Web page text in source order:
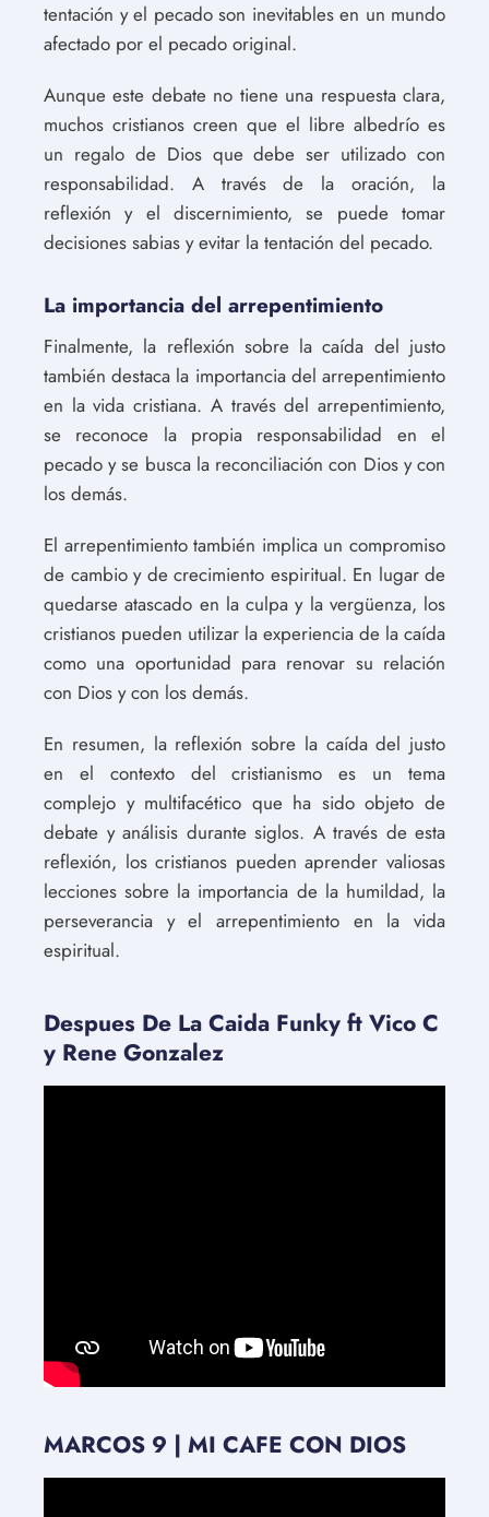
tentación y el pecado son inevitables en un mundo
afectado por el pecado original.
Aunque este debate no tiene una respuesta clara,
muchos cristianos creen que el libre albedrío es
un regalo de Dios que debe ser utilizado con
responsabilidad. A través de la oración, la
reflexión y el discernimiento, se puede tomar
decisiones sabias y evitar la tentación del pecado.
La importancia del arrepentimiento
Finalmente, la reflexión sobre la caída del justo
también destaca la importancia del arrepentimiento
en la vida cristiana. A través del arrepentimiento,
se reconoce la propia responsabilidad en el
pecado y se busca la reconciliación con Dios y con
los demás.
El arrepentimiento también implica un compromiso
de cambio y de crecimiento espiritual. En lugar de
quedarse atascado en la culpa y la vergüenza, los
cristianos pueden utilizar la experiencia de la caída
como una oportunidad para renovar su relación
con Dios y con los demás.
En resumen, la reflexión sobre la caída del justo
en el contexto del cristianismo es un tema
complejo y multifacético que ha sido objeto de
debate y análisis durante siglos. A través de esta
reflexión, los cristianos pueden aprender valiosas
lecciones sobre la importancia de la humildad, la
perseverancia y el arrepentimiento en la vida
espiritual.
Despues De La Caida Funky ft Vico C
y Rene Gonzalez
MARCOS 9 | MI CAFE CON DIOS